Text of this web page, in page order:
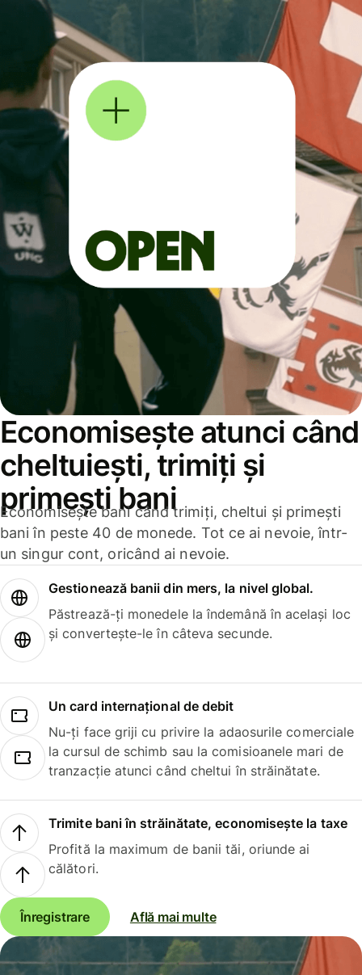
Economisește atunci când
cheltuiești, trimiți și
primești bani
Economisește bani când trimiți, cheltui și primești
bani în peste 40 de monede. Tot ce ai nevoie, într-
un singur cont, oricând ai nevoie.
Gestionează banii din mers, la nivel global.
Păstrează-ți monedele la îndemână în același loc
și convertește-le în câteva secunde.
Un card internațional de debit
Nu-ți face griji cu privire la adaosurile comerciale
la cursul de schimb sau la comisioanele mari de
tranzacție atunci când cheltui în străinătate.
Trimite bani în străinătate, economisește la taxe
Profită la maximum de banii tăi, oriunde ai
călători.
Înregistrare Află mai multe